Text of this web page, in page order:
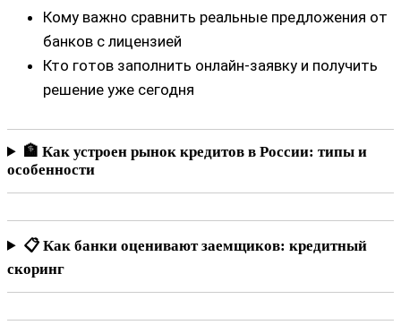
Кому важно сравнить реальные предложения от
банков с лицензией
Кто готов заполнить онлайн-заявку и получить
решение уже сегодня
🏦 Как устроен рынок кредитов в России: типы и
особенности
📋 Как банки оценивают заемщиков: кредитный
скоринг